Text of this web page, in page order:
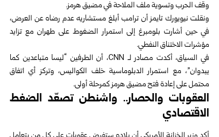
وقف الحرب وتسوية ملف الملاحة في مضيق هرمز.
ونقلت نيويورك تايمز أن ترامب أبلغ مستشاريه عدم رضاه عن العرض،
في حين أشارت بلومبرغ إلى استمرار الضغوط على طهران مع تزايد
مؤشرات الاختناق النفطي.
في السياق، أكدت مصادر لـ CNN، أن الطرفين “ليسا متباعدين كما
يبدوان”، مع استمرار الدبلوماسية خلف الكواليس، وتركز أي اتفاق
محتمل على إعادة فتح مضيق هرمز كمرحلة أولى.
العقوبات والحصار.. واشنطن تصعّد الضغط
الاقتصادي